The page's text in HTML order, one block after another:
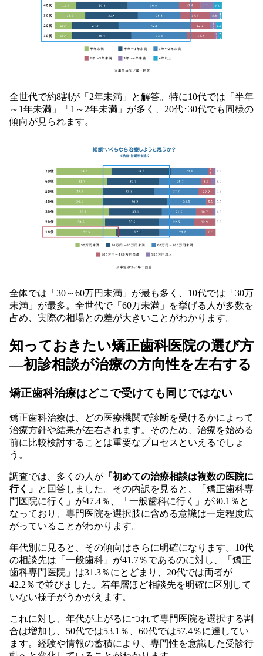
全世代で約8割が「2年未満」と解答。特に10代では「半年
～1年未満」「1～2年未満」が多く、20代･30代でも同様の
傾向が見られます。
全体では「30～60万円未満」が最も多く、10代では「30万
未満」が最多。全世代で「60万未満」を挙げる人が多数を
占め、実際の相場との差が大きいことがわかります。
知っておきたい矯正歯科医院の選び方
―初診相談が治療の方向性を左右する
矯正歯科治療はどこで受けても同じではない
矯正歯科治療は、どの医療機関で診断を受けるかによって
治療方針や結果が左右されます。そのため、治療を始める
前に比較検討することは重要なプロセスといえるでしょ
う。
調査では、多くの人が 「初めての治療相談は複数の医院に
行く」 と回答しました。その内訳を見ると、「矯正歯科専
門医院に行く」が47.4％、「一般歯科に行く」が30.1％と
なっており、専門医院を選択肢に含める意識は一定程度広
がっていることがわかります。
年代別に見ると、その傾向はさらに明確になります。10代
の相談先は「一般歯科」が41.7％であるのに対し、「矯正
歯科専門医院」は31.3％にとどまり、20代では両者が
42.2％で並びました。若年層ほど相談先を明確に区別して
いない様子がうかがえます。
これに対し、年代が上がるにつれて専門医院を選択する割
合は増加し、50代では53.1％、60代では57.4％に達してい
ます。経験や情報の蓄積により、専門性を意識した受診行